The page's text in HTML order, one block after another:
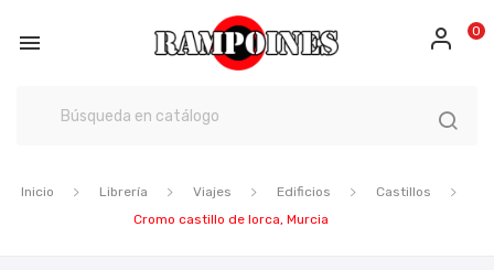
 0
Inicio Librería Viajes Edificios
Castillos
Cromo castillo de lorca, Murcia